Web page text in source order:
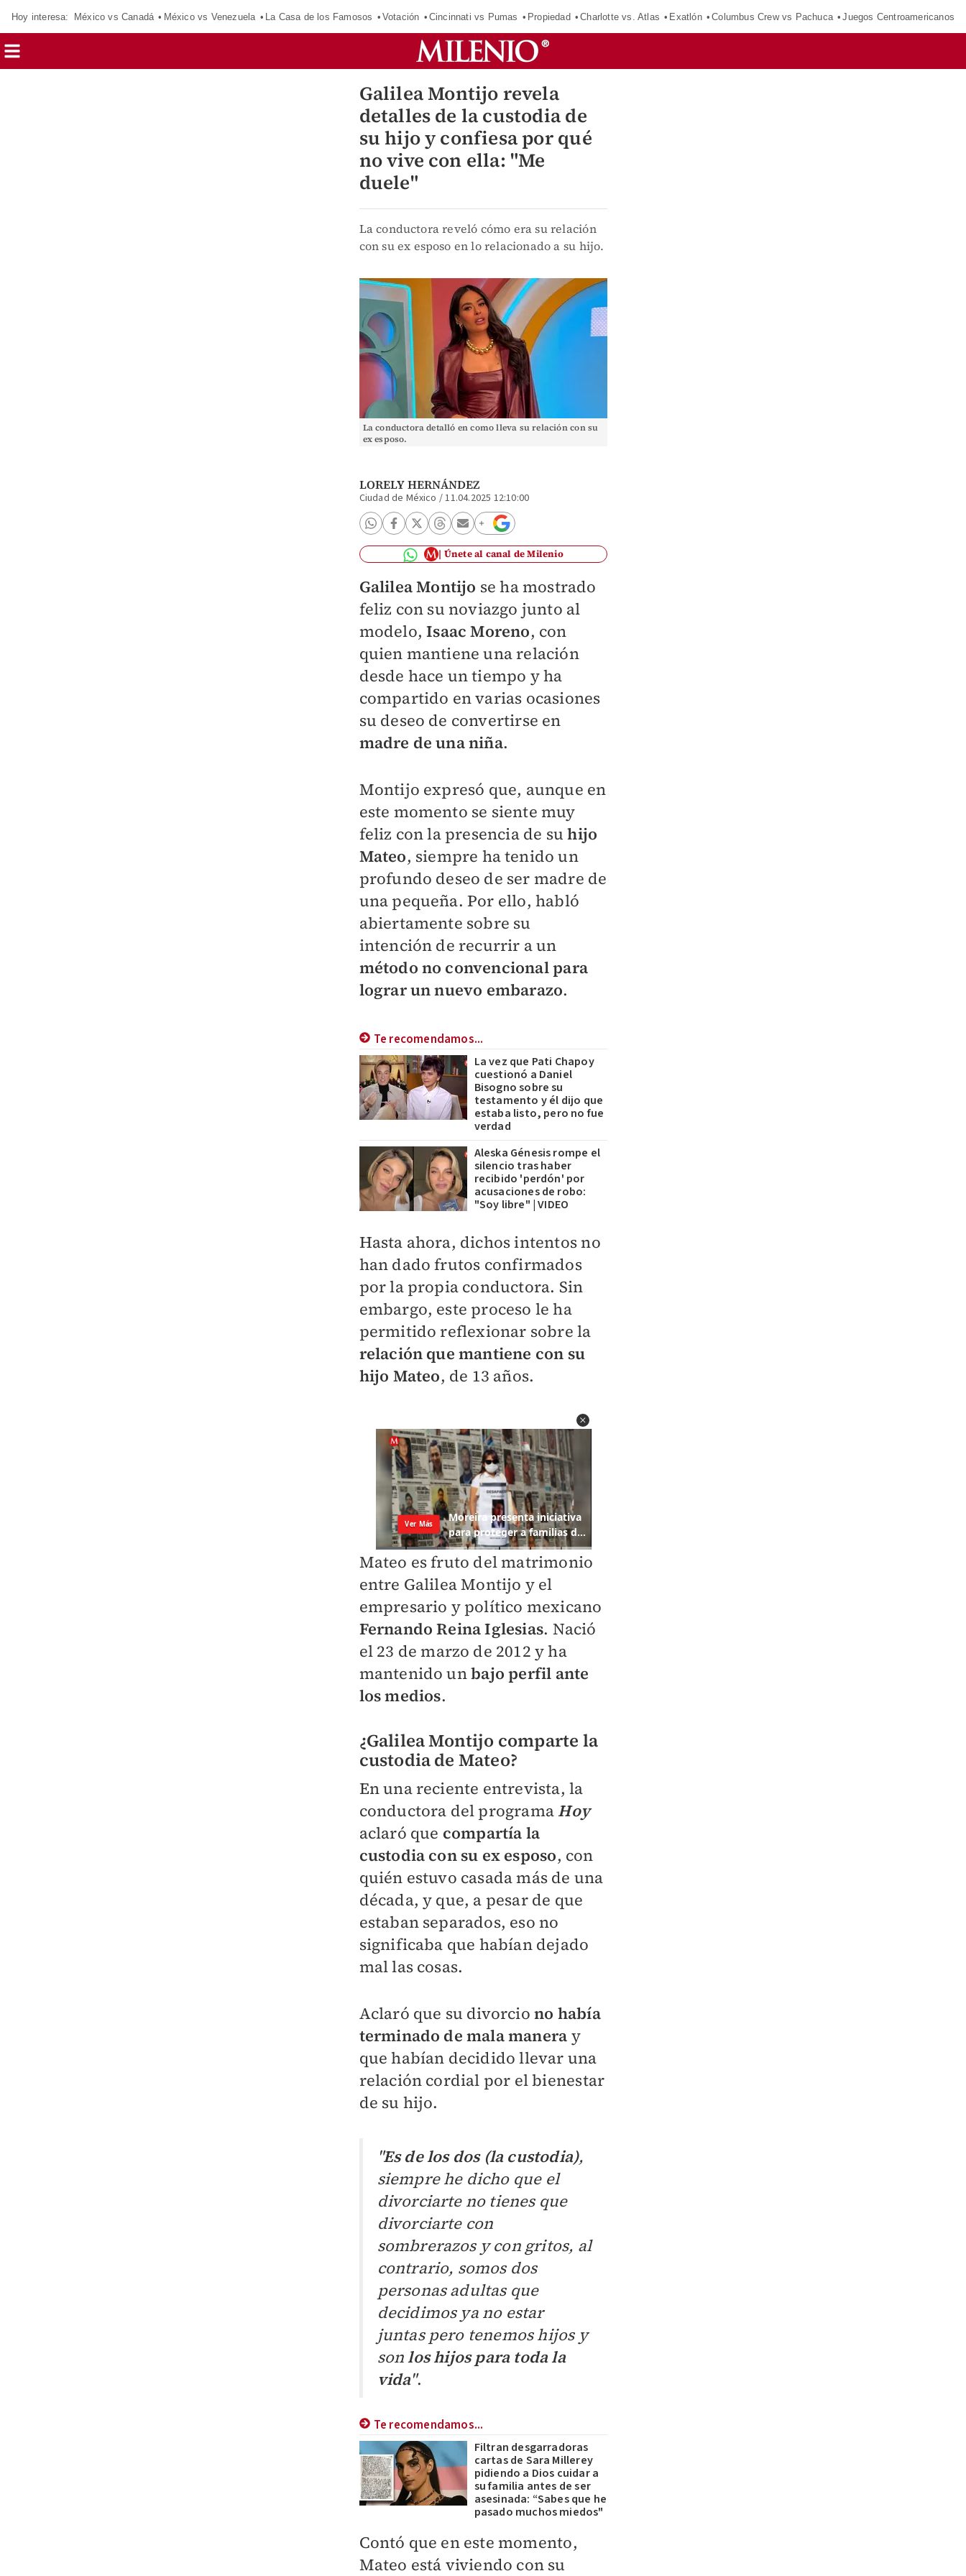
Hoy interesa: México vs Canadá México vs Venezuela La Casa de los Famosos Votación Cincinnati vs Pumas Propiedad Charlotte vs. Atlas Exatlón Columbus Crew vs Pachuca Juegos Centroamericanos
Galilea Montijo revela
detalles de la custodia de
su hijo y confiesa por qué
no vive con ella: "Me
duele"
La conductora reveló cómo era su relación
con su ex esposo en lo relacionado a su hijo.
La conductora detalló en como lleva su relación con su
ex esposo.
LORELY HERNÁNDEZ
Ciudad de México /11.04.2025 12:10:00
Únete al canal de Milenio
Galilea Montijo se ha mostrado
feliz con su noviazgo junto al
modelo, Isaac Moreno, con
quien mantiene una relación
desde hace un tiempo y ha
compartido en varias ocasiones
su deseo de convertirse en
madre de una niña.
Montijo expresó que, aunque en
este momento se siente muy
feliz con la presencia de su hijo
Mateo, siempre ha tenido un
profundo deseo de ser madre de
una pequeña. Por ello, habló
abiertamente sobre su
intención de recurrir a un
método no convencional para
lograr un nuevo embarazo.
Te recomendamos...
La vez que Pati Chapoy
cuestionó a Daniel
Bisogno sobre su
testamento y él dijo que
estaba listo, pero no fue
verdad
Aleska Génesis rompe el
silencio tras haber
recibido 'perdón' por
acusaciones de robo:
"Soy libre" | VIDEO
Hasta ahora, dichos intentos no
han dado frutos confirmados
por la propia conductora. Sin
embargo, este proceso le ha
permitido reflexionar sobre la
relación que mantiene con su
hijo Mateo, de 13 años.
Mateo es fruto del matrimonio
entre Galilea Montijo y el
empresario y político mexicano
Fernando Reina Iglesias. Nació
el 23 de marzo de 2012 y ha
mantenido unbajo perfil ante
los medios.
¿Galilea Montijo comparte la
custodia de Mateo?
En una reciente entrevista, la
conductora del programa Hoy
aclaró que compartía la
custodia con su ex esposo, con
quién estuvo casada más de una
década, y que, a pesar de que
estaban separados, eso no
significaba que habían dejado
mal las cosas.
Aclaró que su divorcio no había
terminado de mala manera y
que habían decidido llevar una
relación cordial por el bienestar
de su hijo.
"Es de los dos (la custodia),
siempre he dicho que el
divorciarte no tienes que
divorciarte con
sombrerazos y con gritos, al
contrario, somos dos
personas adultas que
decidimos ya no estar
juntas pero tenemos hijos y
sonlos hijos para toda la
vida".
Te recomendamos...
Filtran desgarradoras
cartas de Sara Millerey
pidiendo a Dios cuidar a
su familia antes de ser
asesinada: “Sabes que he
pasado muchos miedos"
Contó que en este momento,
Mateo está viviendo con su